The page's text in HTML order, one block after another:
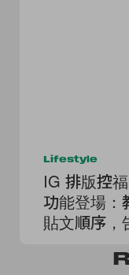
Lifestyle
IG 排版控
功能登場：
貼文順序，